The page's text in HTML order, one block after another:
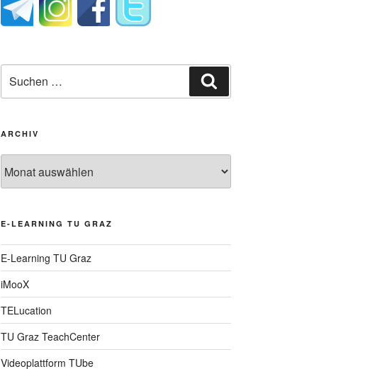
nach:
ARCHIV
E-LEARNING TU GRAZ
E-Learning TU Graz
iMooX
TELucation
TU Graz TeachCenter
Videoplattform TUbe